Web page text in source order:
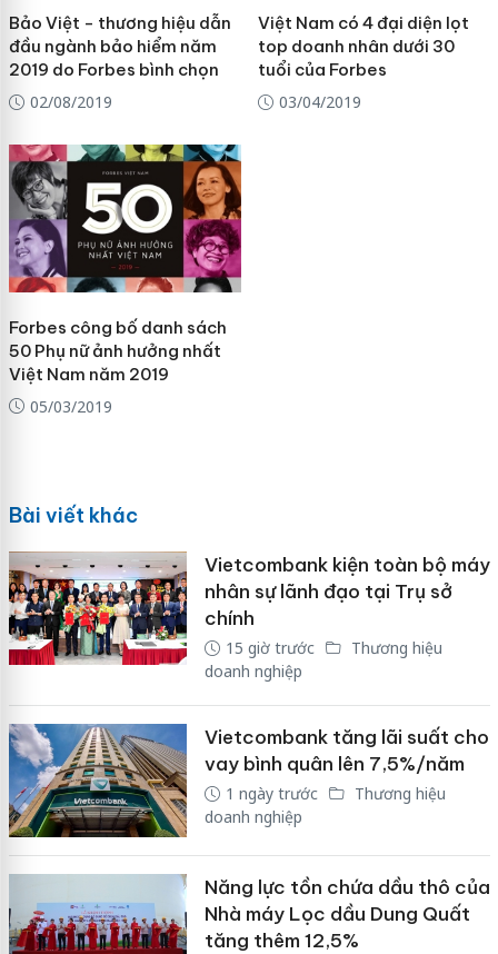
Bảo Việt - thương hiệu dẫn
đầu ngành bảo hiểm năm
2019 do Forbes bình chọn
02/08/2019
Việt Nam có 4 đại diện lọt
top doanh nhân dưới 30
tuổi của Forbes
03/04/2019
Forbes công bố danh sách
50 Phụ nữ ảnh hưởng nhất
Việt Nam năm 2019
05/03/2019
Bài viết khác
Vietcombank kiện toàn bộ máy
nhân sự lãnh đạo tại Trụ sở
chính
15 giờ trước
Thương hiệu
doanh nghiệp
Vietcombank tăng lãi suất cho
vay bình quân lên 7,5%/năm
1 ngày trước
Thương hiệu
doanh nghiệp
Năng lực tồn chứa dầu thô của
Nhà máy Lọc dầu Dung Quất
tăng thêm 12,5%